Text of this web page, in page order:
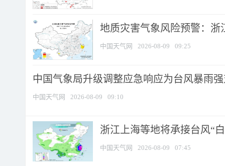
地质灾害气象风险预警：浙
中国天气网 2026-08-09 09:25
中国气象局升级调整应急响应为台风暴雨
中国天气网 2026-08-09 09:10
浙江上海等地将承接台风“
中国天气网 2026-08-09 07:45